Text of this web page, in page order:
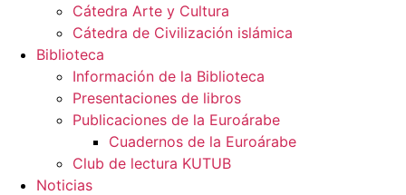
Cátedra Arte y Cultura
Cátedra de Civilización islámica
Biblioteca
Información de la Biblioteca
Presentaciones de libros
Publicaciones de la Euroárabe
Cuadernos de la Euroárabe
Club de lectura KUTUB
Noticias